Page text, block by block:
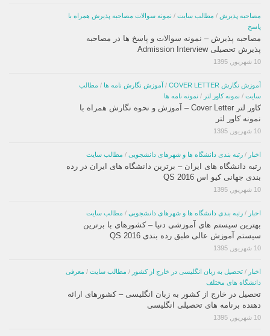
مصاحبه پذیرش / مطالب سایت / نمونه سوالات مصاحبه پذیرش همراه با
پاسخ
مصاحبه پذیرش – نمونه سوالات و پاسخ ها در مصاحبه
پذیرش تحصیلی Admission Interview
10 شهریور, 1395
آموزش نگارش COVER LETTER / آموزش نگارش نامه ها / مطالب
سایت / نمونه کاور لتر / نمونه نامه ها
کاور لتر Cover Letter – آموزش و نحوه نگارش همراه با
نمونه کاور لتر
10 شهریور, 1395
اخبار / رتبه بندی دانشگاه ها و شهرهای دانشجویی / مطالب سایت
رتبه دانشگاه های ایران – برترین دانشگاه های ایران در رده
بندی جهانی کیو اس QS 2016
10 شهریور, 1395
اخبار / رتبه بندی دانشگاه ها و شهرهای دانشجویی / مطالب سایت
بهترین سیستم های آموزشی دنیا – کشورهای با برترین
سیستم آموزش عالی طبق رده بندی QS 2016
10 شهریور, 1395
اخبار / تحصیل به زبان انگلیسی در خارج از کشور / مطالب سایت / معرفی
دانشگاه های مختلف
تحصیل در خارج از کشور به زبان انگلیسی – کشورهای ارائه
دهنده برنامه های تحصیلی انگلیسی
10 شهریور, 1395